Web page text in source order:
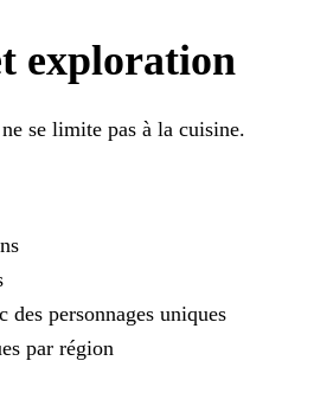
exploration
se limite pas à la cuisine.
des personnages uniques
par région